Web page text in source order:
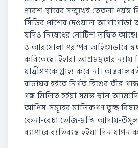
প্রবেশ-দ্বারের সম্মুখেই তেতলা পর্যন্ত
সিঁড়ির পাশের দেওয়াল আগাগোড়া
যদিও নিষেধের নোটিশ লম্বিত
ও আরসোলা পরস্পর অহিংসভাবে
করিতেছে। ইহারা আশ্রমমৃগের ন্যায়
যাত্রীগণকে গ্রাহ্য করে না।
রান্নাঘর হইতে নির্গত হিঙের তীব্র
গন্ধ মিলিত হইয়া সমস্ত স্থান
আপিস-সমূহের মালিকগণ তুচ্ছ বিষয়ে
কেনা-বেচা তেজি-মন্দি আদায়-উসুল
ব্যাপারে ব্যতিব্যস্ত হইয়া দিন যাপন